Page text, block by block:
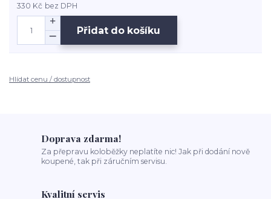
330 Kč bez DPH
Přidat do košíku
Hlídat cenu / dostupnost
Doprava zdarma!
Za přepravu koloběžky neplatíte nic! Jak při dodání nově
koupené, tak při záručním servisu.
Kvalitní servis